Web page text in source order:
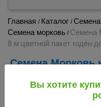
Главная / Каталог /
Семена морковь / Семена
8 м цветной пакет годен
Семена Морковь на ленте Шантенэ Роял
Вы хотите